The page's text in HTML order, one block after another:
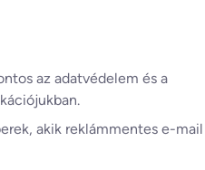
az adatvédelem és a
akik reklámmentes e-mail